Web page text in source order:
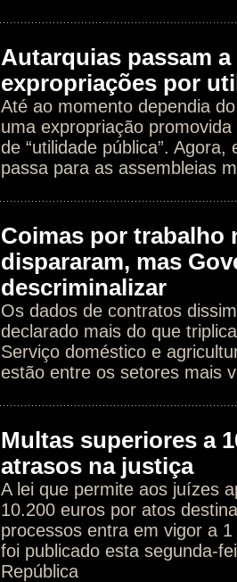
Autarquias passam
expropriações por
Até ao momento dependia
uma expropriação
de “utilidade pública”. Agora,
passa para as assembleias
Coimas por trabalho
dispararam, mas
descriminalizar
Os dados de contratos
declarado mais do que
Serviço doméstico e
estão entre os setores mais
Multas superiores a
atrasos na justiça
A lei que permite aos juízes
10.200 euros por atos
processos entra em vigor a
foi publicado esta segunda-
República